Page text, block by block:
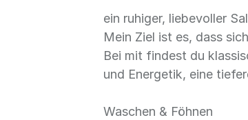
ein ruhiger, liebevoller
Mein Ziel ist es, dass
Bei mit findest du
und Energetik, eine
Waschen & Föhnen